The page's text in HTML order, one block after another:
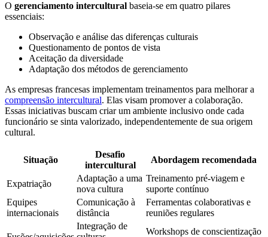
O gerenciamento intercultural baseia-se em quatro pilares
essenciais:
Observação e análise das diferenças culturais
Questionamento de pontos de vista
Aceitação da diversidade
Adaptação dos métodos de gerenciamento
As empresas francesas implementam treinamentos para melhorar a
compreensão intercultural. Elas visam promover a colaboração.
Essas iniciativas buscam criar um ambiente inclusivo onde cada
funcionário se sinta valorizado, independentemente de sua origem
cultural.
Situação
Desafio
intercultural
Abordagem recomendada
Expatriação
Adaptação a uma
nova cultura
Treinamento pré-viagem e
suporte contínuo
Equipes
internacionais
Comunicação à
distância
Ferramentas colaborativas e
reuniões regulares
Integração de
Workshops de conscientização